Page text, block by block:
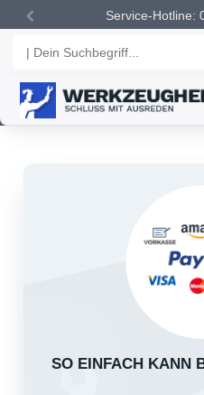
SO EINFACH KANN